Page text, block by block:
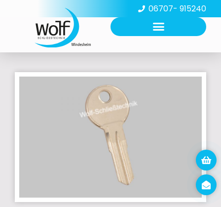
06707- 915240